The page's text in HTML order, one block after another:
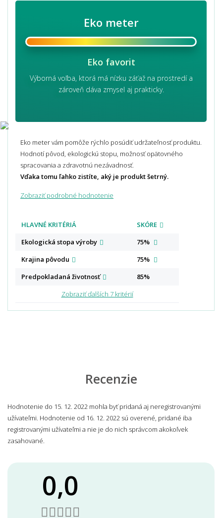
Eko meter
Eko favorit
Výborná voľba, ktorá má nízku záťaž na prostredí a
zároveň dáva zmysel aj prakticky.
Eko meter vám pomôže rýchlo posúdiť udržateľnosť produktu.
Hodnotí pôvod, ekologickú stopu, možnosť opätovného
spracovania a zdravotnú nezávadnosť.
Vďaka tomu ľahko zistíte, aký je produkt šetrný.
Zobraziť podrobné hodnotenie
HLAVNÉ KRITÉRIÁ
SKÓRE
Ekologická stopa výroby
75%
Krajina pôvodu
75%
Predpokladaná životnosť
85%
Zobraziť ďalších 7 kritérií
Recenzie
Hodnotenie do 15. 12. 2022 mohla byť pridaná aj neregistrovanými
užívateľmi. Hodnotenie od 16. 12. 2022 sú overené, pridané iba
registrovanými užívateľmi a nie je do nich správcom akokoľvek
zasahované.
0,0